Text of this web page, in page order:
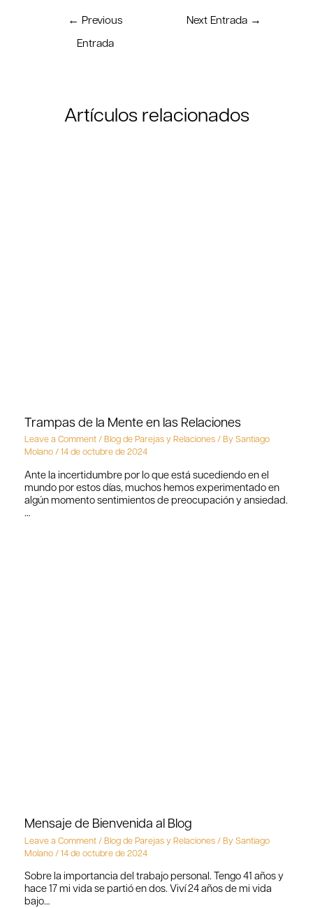
← Previous
Entrada
Next Entrada →
Artículos relacionados
Trampas de la Mente en las Relaciones
Leave a Comment / Blog de Parejas y Relaciones / BySantiago
Molano /14 de octubre de 2024
Ante la incertidumbre por lo que está sucediendo en el
mundo por estos días, muchos hemos experimentado en
algún momento sentimientos de preocupación y ansiedad.
…
Mensaje de Bienvenida al Blog
Leave a Comment / Blog de Parejas y Relaciones / BySantiago
Molano /14 de octubre de 2024
Sobre la importancia del trabajo personal. Tengo 41 años y
hace 17 mi vida se partió en dos. Viví 24 años de mi vida
bajo…